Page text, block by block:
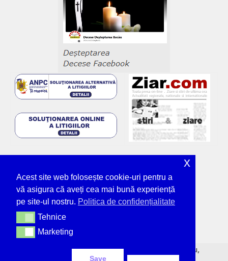
© Deșteptarea - unicul ziar tipărit din Bacău,
Acest site web folosește cookie-uri pentru a
vă asigura că aveți cea mai bună experiență
pe site-ul nostru. Politica de confidențialitate
TehniceTehnice
MarketingMarketing
Save
x